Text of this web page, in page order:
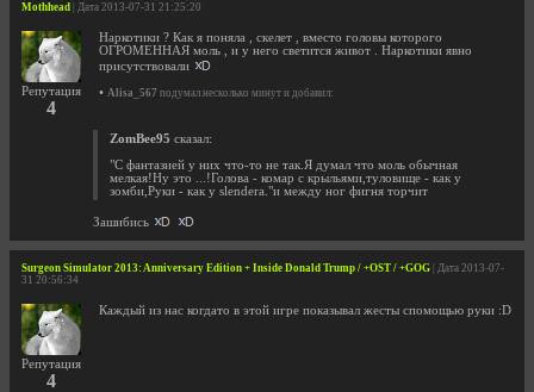
Mothhead | Дата 2013-07-31 21:25:20
Репутация
4
Наркотики ? Как я поняла , скелет , вместо головы которого
ОГРОМЕННАЯ моль , и у него светится живот . Наркотики явно
присутствовали
• Alisa_567 подумал несколько минут и добавил:
ZomBee95 сказал:
"С фантазией у них что-то не так.Я думал что моль обычная
мелкая!Ну это ...!Голова - комар с крыльями,туловище - как у
зомби,Руки - как у slenderа."и между ног фигня торчит
Зашибись
Surgeon Simulator 2013: Anniversary Edition + Inside Donald Trump / +OST / +GOG | Дата 2013-07-
31 20:56:34
Репутация
4
Каждый из нас когдато в этой игре показывал жесты спомощью руки :D